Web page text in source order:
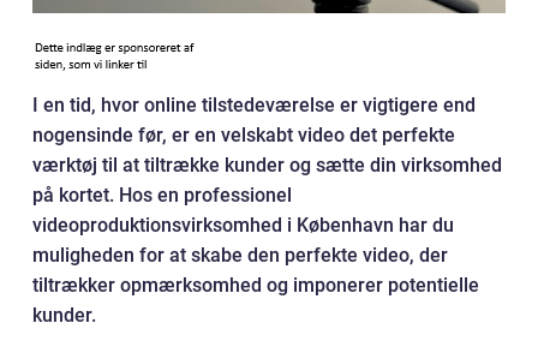
I en tid, hvor online tilstedeværelse er vigtigere end
nogensinde før, er en velskabt video det perfekte
værktøj til at tiltrække kunder og sætte din virksomhed
på kortet. Hos en professionel
videoproduktionsvirksomhed i København har du
muligheden for at skabe den perfekte video, der
tiltrækker opmærksomhed og imponerer potentielle
kunder.